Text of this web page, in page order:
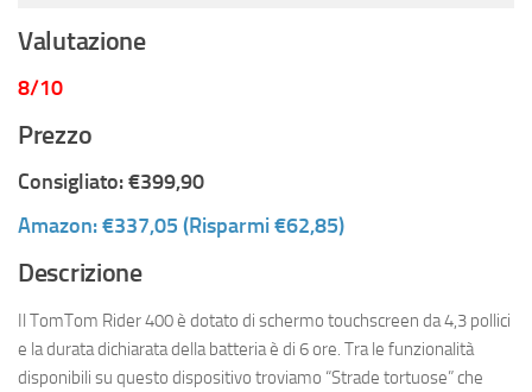
Valutazione
8/10
Prezzo
Consigliato: €399,90
Amazon: €337,05 (Risparmi €62,85)
Descrizione
Il TomTom Rider 400 è dotato di schermo touchscreen da 4,3 pollici
e la durata dichiarata della batteria è di 6 ore. Tra le funzionalità
disponibili su questo dispositivo troviamo “Strade tortuose” che